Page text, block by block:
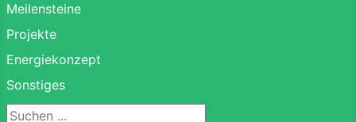
Meilensteine
Projekte
Energiekonzept
Sonstiges
Suchen ...